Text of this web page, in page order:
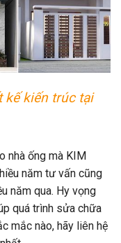
kế kiến trúc tại
nhà ống mà KIM
năm tư vấn cũng
năm qua. Hy vọng
quá trình sửa chữa
mắc nào, hãy liên hệ